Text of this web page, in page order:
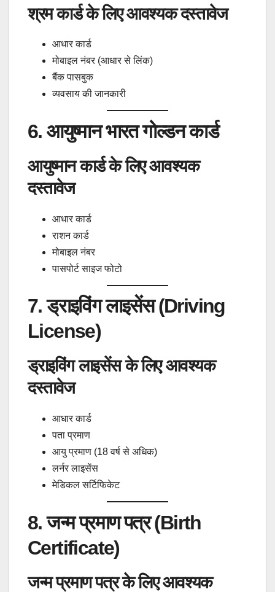
श्रम कार्ड के लिए आवश्यक दस्तावेज
आधार कार्ड
मोबाइल नंबर (आधार से लिंक)
बैंक पासबुक
व्यवसाय की जानकारी
6. आयुष्मान भारत गोल्डन कार्ड
आयुष्मान कार्ड के लिए आवश्यक
दस्तावेज
आधार कार्ड
राशन कार्ड
मोबाइल नंबर
पासपोर्ट साइज फोटो
7. ड्राइविंग लाइसेंस (Driving
License)
ड्राइविंग लाइसेंस के लिए आवश्यक
दस्तावेज
आधार कार्ड
पता प्रमाण
आयु प्रमाण (18 वर्ष से अधिक)
लर्नर लाइसेंस
मेडिकल सर्टिफिकेट
8. जन्म प्रमाण पत्र (Birth
Certificate)
जन्म प्रमाण पत्र के लिए आवश्यक